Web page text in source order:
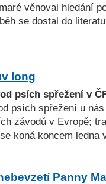
věnoval hledání
se dostal do
long
psích spřežení v
psích spřežení u
závodů v Evropě;
koná koncem ledna
Panny